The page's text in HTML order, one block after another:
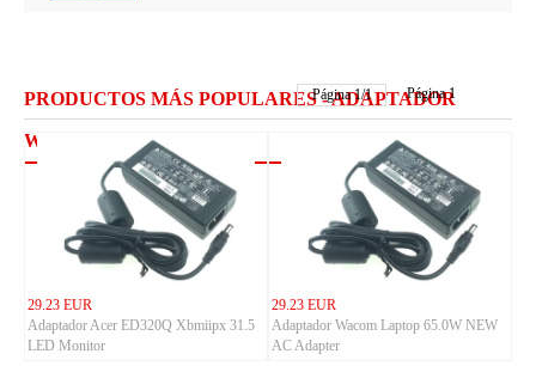
PRODUCTOS MÁS POPULARES - ADAPTADOR
WACOM
Página1/1 Página 1
29.23 EUR
Adaptador Acer ED320Q Xbmiipx 31.5
LED Monitor
29.23 EUR
Adaptador Wacom Laptop 65.0W NEW
AC Adapter